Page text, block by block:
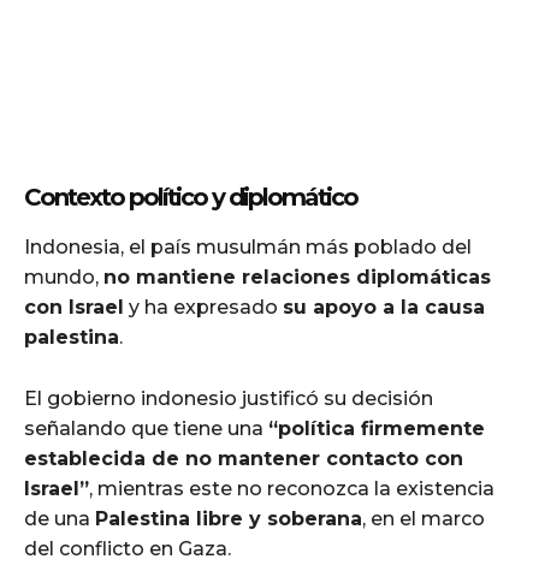
Contexto político y diplomático
Indonesia, el país musulmán más poblado del
mundo, no mantiene relaciones diplomáticas
con Israel y ha expresado su apoyo a la causa
palestina.
El gobierno indonesio justificó su decisión
señalando que tiene una “política firmemente
establecida de no mantener contacto con
Israel”, mientras este no reconozca la existencia
de una Palestina libre y soberana, en el marco
del conflicto en Gaza.